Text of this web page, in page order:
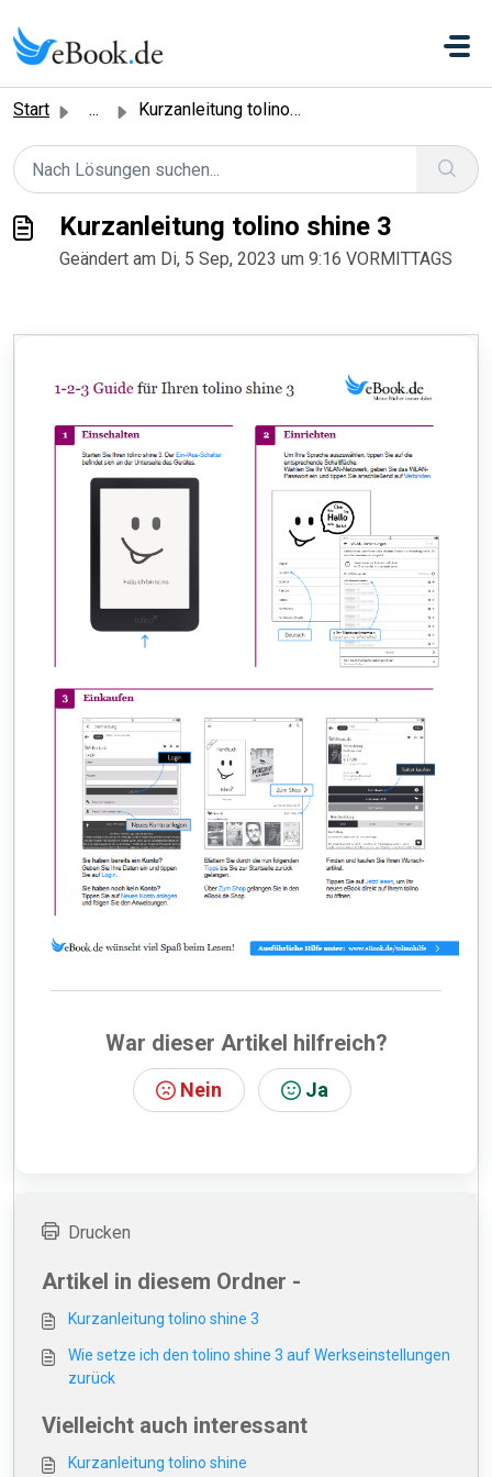
Start ... Kurzanleitung tolino shine 3
Kurzanleitung tolino shine 3
Geändert am Di, 5 Sep, 2023 um 9:16 VORMITTAGS
War dieser Artikel hilfreich?
Nein Ja
Drucken
Artikel in diesem Ordner -
Kurzanleitung tolino shine 3
Wie setze ich den tolino shine 3 auf Werkseinstellungen
zurück
Vielleicht auch interessant
Kurzanleitung tolino shine